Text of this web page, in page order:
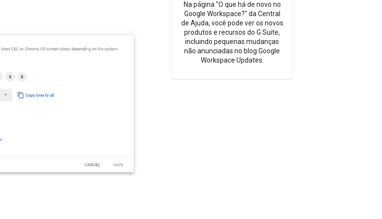
Na página "O que há de novo no
Google Workspace?" da Central
de Ajuda, você pode ver os novos
produtos e recursos do G Suite,
incluindo pequenas mudanças
não anunciadas no blog Google
Workspace Updates.